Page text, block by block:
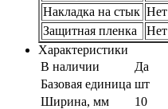
Накладка на стык Нет
Защитная пленка
Нет
Характеристики
В наличии
Да
Базовая единица шт
Ширина, мм
10